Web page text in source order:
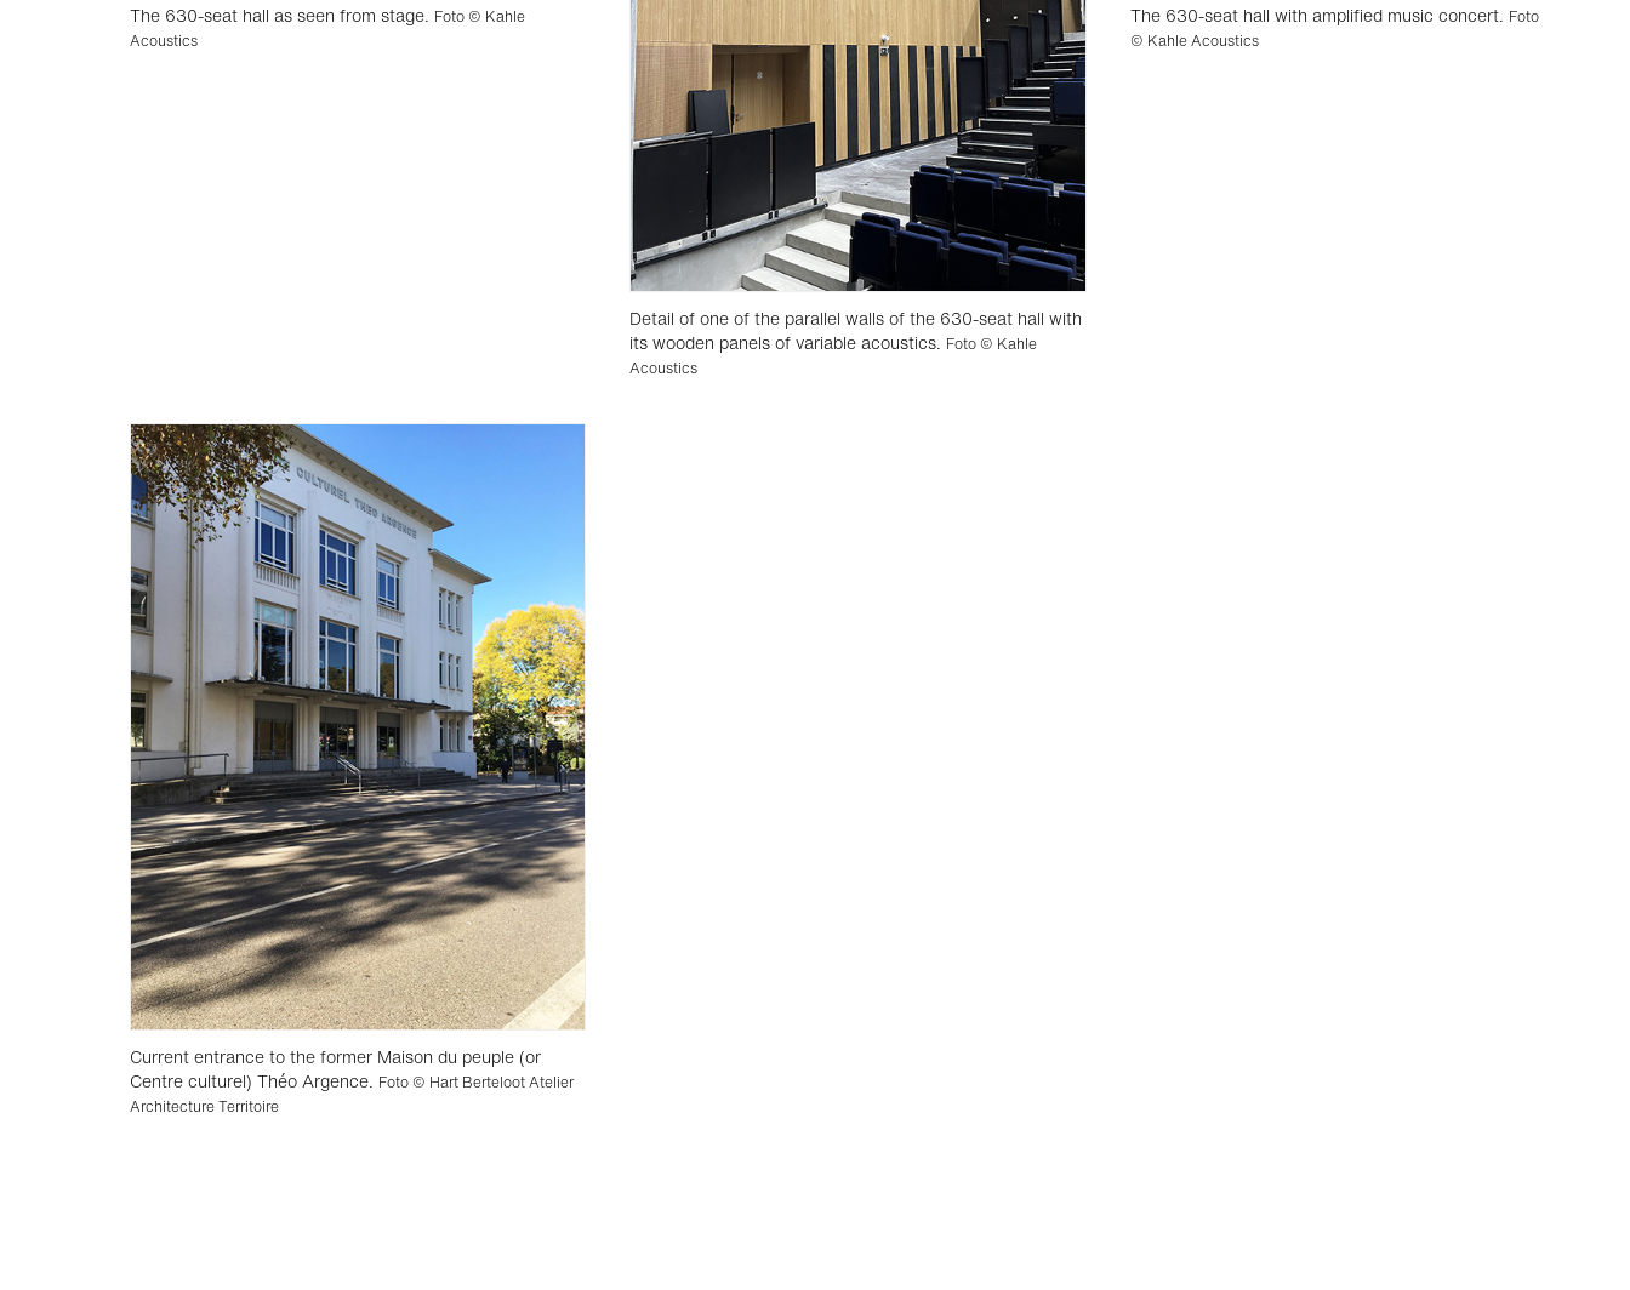
The 630-seat hall as seen from stage. Foto © Kahle
Acoustics
Detail of one of the parallel walls of the 630-seat hall with
its wooden panels of variable acoustics. Foto © Kahle
Acoustics
The 630-seat hall with amplified music concert. Foto
© Kahle Acoustics
Current entrance to the former Maison du peuple (or
Centre culturel) Théo Argence. Foto © Hart Berteloot Atelier
Architecture Territoire